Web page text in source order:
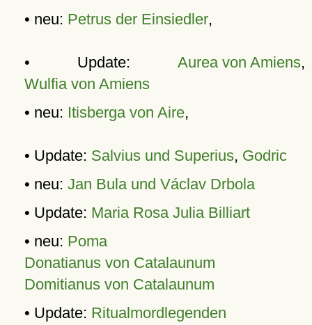
• neu: Petrus der Einsiedler,
• Update: Aurea von Amiens,
Wulfia von Amiens
• neu: Itisberga von Aire,
• Update: Salvius und Superius, Godric
• neu: Jan Bula und Václav Drbola
• Update: Maria Rosa Julia Billiart
• neu: Poma
Donatianus von Catalaunum
Domitianus von Catalaunum
• Update: Ritualmordlegenden